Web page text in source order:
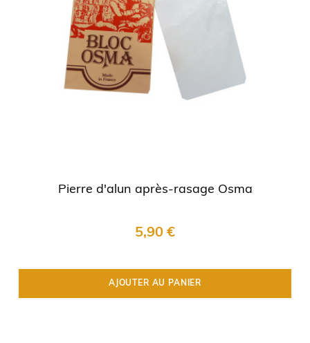
Pierre d'alun après-rasage Osma
5,90 €
AJOUTER AU PANIER